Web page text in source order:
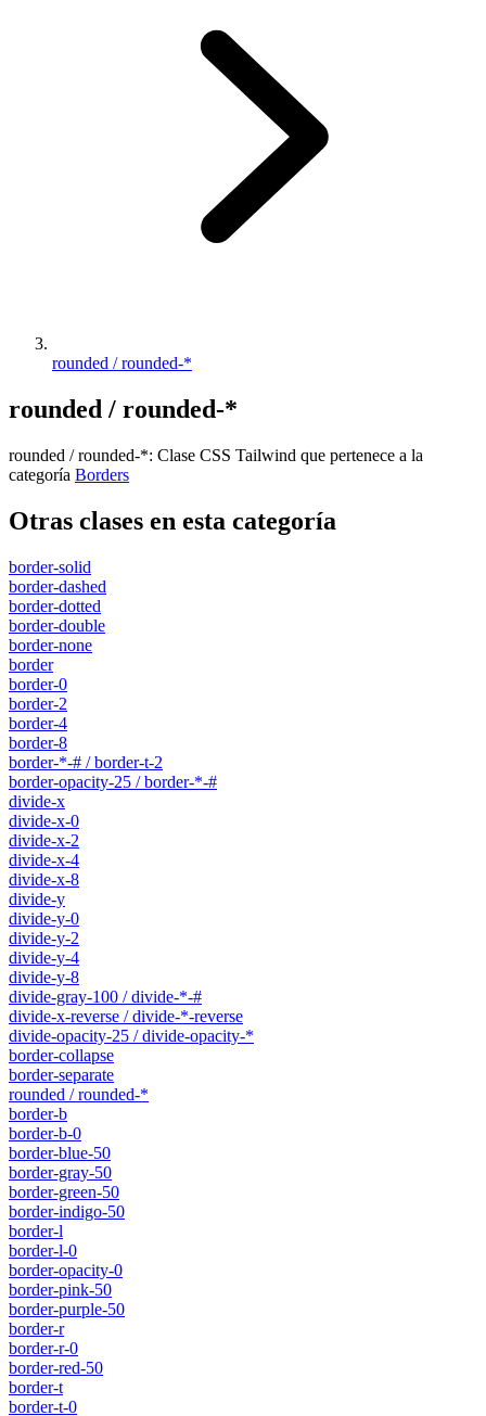
rounded / rounded-*
rounded / rounded-*
rounded / rounded-*: Clase CSS Tailwind que pertenece a la
categoría Borders
Otras clases en esta categoría
border-solid
border-dashed
border-dotted
border-double
border-none
border
border-0
border-2
border-4
border-8
border-*-# / border-t-2
border-opacity-25 / border-*-#
divide-x
divide-x-0
divide-x-2
divide-x-4
divide-x-8
divide-y
divide-y-0
divide-y-2
divide-y-4
divide-y-8
divide-gray-100 / divide-*-#
divide-x-reverse / divide-*-reverse
divide-opacity-25 / divide-opacity-*
border-collapse
border-separate
rounded / rounded-*
border-b
border-b-0
border-blue-50
border-gray-50
border-green-50
border-indigo-50
border-l
border-l-0
border-opacity-0
border-pink-50
border-purple-50
border-r
border-r-0
border-red-50
border-t
border-t-0